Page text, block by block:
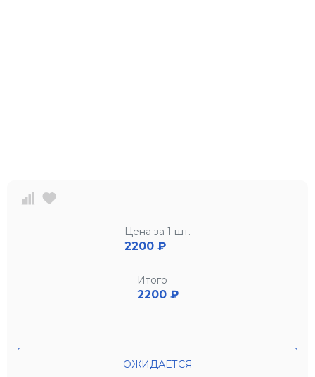
Цена за 1 шт.
2200 ₽
Итого
2200 ₽
ОЖИДАЕТСЯ